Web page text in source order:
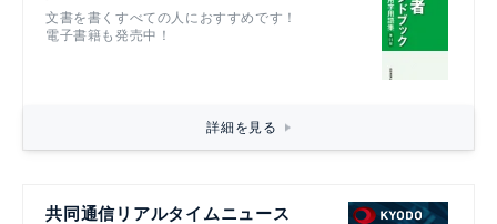
文書を書くすべての人におすすめです！
電子書籍も発売中！
詳細を見る
共同通信リアルタイムニュース